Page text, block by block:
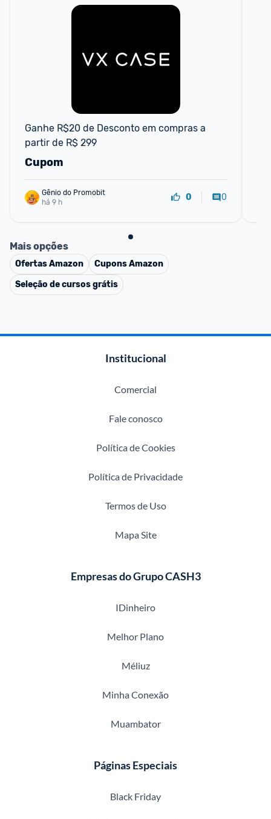
Ganhe R$20 de Desconto em compras a
partir de R$ 299
Cupom
Gênio do Promobit
há 9 h
0 0
Mais opções
OfertasAmazon CuponsAmazon
Seleção de cursos grátis
Institucional
Comercial
Fale conosco
Política de Cookies
Política de Privacidade
Termos de Uso
Mapa Site
Empresas do Grupo CASH3
IDinheiro
Melhor Plano
Méliuz
Minha Conexão
Muambator
Páginas Especiais
Black Friday